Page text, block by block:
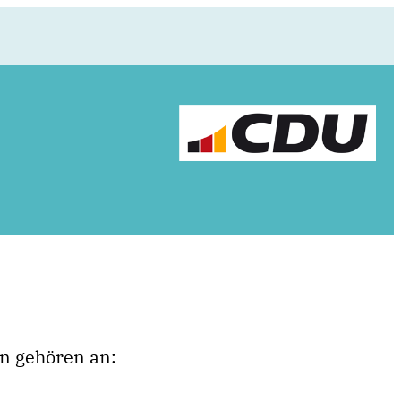
gehören an: